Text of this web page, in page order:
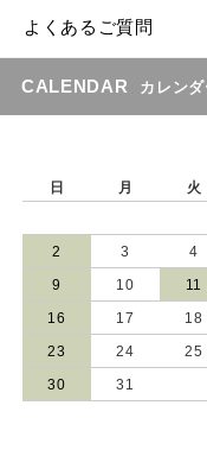
よくあるご質問
CALENDAR カレンダ
日 月 火
2 3 4
9 10 11
16 17 18
23 24 25
30 31